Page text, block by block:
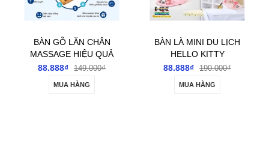
BÀN GỖ LĂN CHÂN
MASSAGE HIỆU QUẢ
TỐT CHO SỨC KHỎE
88.888₫ 149.000₫
MUA HÀNG
BÀN LÀ MINI DU LỊCH
HELLO KITTY
88.888₫ 190.000₫
MUA HÀNG